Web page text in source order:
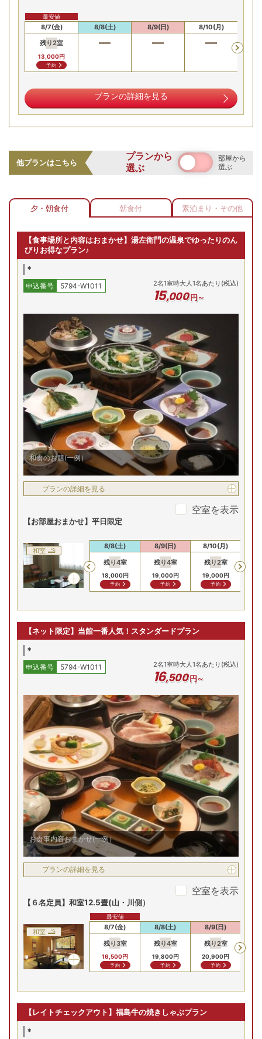
8/7(金)
残り2室
13,000円
予約
最安値
8/8(土) 8/9(日) 8/10(月)
プランの詳細を見る
他プランはこちら
プランから
選ぶ
部屋から
選ぶ
夕・朝食付 朝食付 素泊まり・その他
【食事場所と内容はおまかせ】湯左衛門の温泉でゆったりのん
びりお得なプラン♪
*
申込番号 5794-W1011 2名1室時大人1名あたり(税込)
15,000円～
和食のお膳(一例）
プランの詳細を見る
空室を表示
【お部屋おまかせ】平日限定
和室
Previous
8/7(金)
8/8(土)
残り4室
18,000円
予約
8/9(日)
残り4室
19,000円
予約
8/10(月)
残り2室
19,000円
予約
【ネット限定】当館一番人気！スタンダードプラン
*
申込番号 5794-W1011 2名1室時大人1名あたり(税込)
16,500円～
お食事内容おまかせ(一例）
プランの詳細を見る
空室を表示
【６名定員】和室12.5畳(山・川側）
和室
8/7(金)
残り3室
16,500円
予約
最安値
8/8(土)
残り4室
19,800円
予約
8/9(日)
残り2室
20,900円
予約
【レイトチェックアウト】福島牛の焼きしゃぶプラン
*